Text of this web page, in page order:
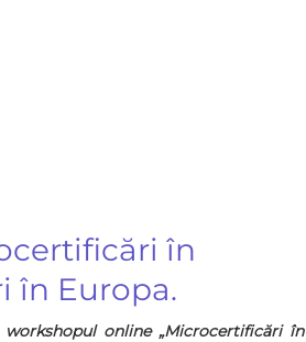
în
în Europa.
workshopul online „Microcertificări în